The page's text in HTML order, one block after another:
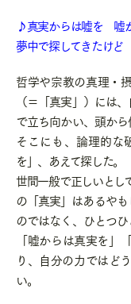
♪真実からは嘘を 嘘
夢中で探してきたけど
哲学や宗教の真理・
（＝「真実」）には
で立ち向かい、頭か
そこにも、論理的な
を」、あえて探した。
世間一般で正しいとし
の「真実」はあるや
のではなく、ひとつ
「嘘からは真実を」
り、自分の力ではど
い。